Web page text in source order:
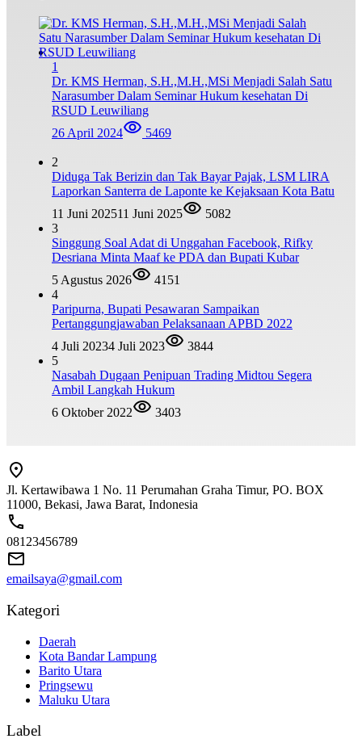
1
Dr. KMS Herman, S.H.,M.H.,MSi Menjadi Salah Satu
Narasumber Dalam Seminar Hukum kesehatan Di
RSUD Leuwiliang
26 April 2024
5469
2
Diduga Tak Berizin dan Tak Bayar Pajak, LSM LIRA
Laporkan Santerra de Laponte ke Kejaksaan Kota Batu
11 Juni 202511 Juni 2025
5082
3
Singgung Soal Adat di Unggahan Facebook, Rifky
Desriana Minta Maaf ke PDA dan Bupati Kubar
5 Agustus 2026
4151
4
Paripurna, Bupati Pesawaran Sampaikan
Pertanggungjawaban Pelaksanaan APBD 2022
4 Juli 20234 Juli 2023
3844
5
Nasabah Dugaan Penipuan Trading Midtou Segera
Ambil Langkah Hukum
6 Oktober 2022
3403
Jl. Kertawibawa 1 No. 11 Perumahan Graha Timur, PO. BOX
11000, Bekasi, Jawa Barat, Indonesia
08123456789
emailsaya@gmail.com
Kategori
Daerah
Kota Bandar Lampung
Barito Utara
Pringsewu
Maluku Utara
Label